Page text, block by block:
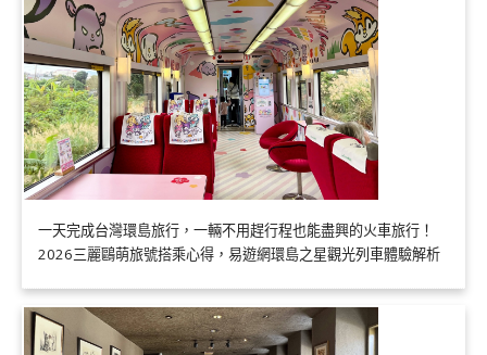
一天完成台灣環島旅行，一輛不用趕行程也能盡興的火車旅行！
2026三麗鷗萌旅號搭乘心得，易遊網環島之星觀光列車體驗解析